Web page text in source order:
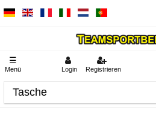
☰
Menü Login Registrieren